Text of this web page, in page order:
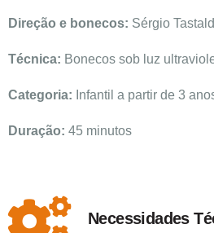
Direção e bonecos: Sérgio
Técnica: Bonecos sob luz
Categoria: Infantil a partir de 3
Duração: 45 minutos
Necessidades